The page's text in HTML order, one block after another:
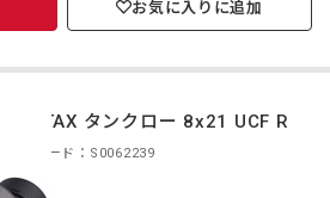
お気に入りに追加
PENTAX タンクロー 8x21 UCF R
商品コード：S0062239